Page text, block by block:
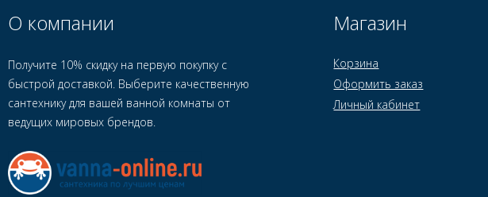
О компании
Получите 10% скидку на первую покупку с
быстрой доставкой. Выберите качественную
сантехнику для вашей ванной комнаты от
ведущих мировых брендов.
Магазин
Корзина
Оформить заказ
Личный кабинет